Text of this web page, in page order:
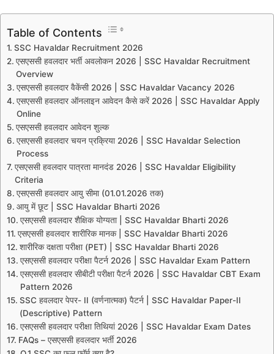
Table of Contents
SSC Havaldar Recruitment 2026
एसएससी हवलदार भर्ती अवलोकन 2026 | SSC Havaldar Recruitment
Overview
एसएससी हवलदार वैकेंसी 2026 | SSC Havaldar Vacancy 2026
एसएससी हवलदार ऑनलाइन आवेदन कैसे करें 2026 | SSC Havaldar Apply
Online
एसएससी हवलदार आवेदन शुल्क
एसएससी हवलदार चयन प्रक्रिया 2026 | SSC Havaldar Selection
Process
एसएससी हवलदार पात्रता मानदंड 2026 | SSC Havaldar Eligibility
Criteria
एसएससी हवलदार आयु सीमा (01.01.2026 तक)
आयु में छूट | SSC Havaldar Bharti 2026
एसएससी हवलदार शैक्षिक योग्यता | SSC Havaldar Bharti 2026
एसएससी हवलदार शारीरिक मानक | SSC Havaldar Bharti 2026
शारीरिक दक्षता परीक्षा (PET) | SSC Havaldar Bharti 2026
एसएससी हवलदार परीक्षा पैटर्न 2026 | SSC Havaldar Exam Pattern
एसएससी हवलदार सीबीटी परीक्षा पैटर्न 2026 | SSC Havaldar CBT Exam
Pattern 2026
SSC हवलदार पेपर- II (वर्णनात्मक) पैटर्न | SSC Havaldar Paper-II
(Descriptive) Pattern
एसएससी हवलदार परीक्षा तिथियां 2026 | SSC Havaldar Exam Dates
FAQs – एसएससी हवलदार भर्ती 2026